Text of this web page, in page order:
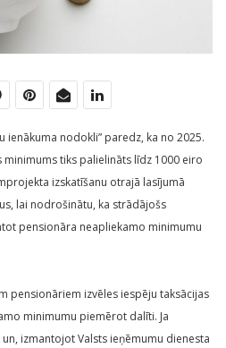
ienākuma nodokli” paredz, ka no 2025.
tiks palielināts līdz 1000 eiro
izskatīšanu otrajā lasījumā
lai nodrošinātu, ka strādājošs
pensionāra neapliekamo minimumu
pensionāriem izvēles iespēju taksācijas
minimumu piemērot dalīti. Ja
izmantojot Valsts ieņēmumu dienesta